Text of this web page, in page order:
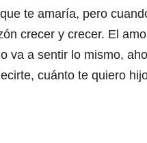
te amaría, pero
crecer y crecer. El
va a sentir lo mismo,
cuánto te quiero